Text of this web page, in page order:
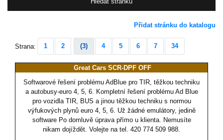
Přidat stránku do katalogu
Strana: 1 2 (3) 4 5 6 7 34
Great Cars SCR-DPF OFF
Softwarové řešení problému AdBlue pro TIR, těžkou techniku
a autobusy-euro 4, 5, 6. Kompletní řešení problému Ad Blue
pro vozidla TIR, BUS a jinou těžkou techniku s normou
výfukových plynů euro 4, 5, 6. Už žádné emulátory, jedině
software Po domluvě úprava přímo u klienta. Nemusíte
nikam dojíždět. Volejte na tel. 420 774 509 988.